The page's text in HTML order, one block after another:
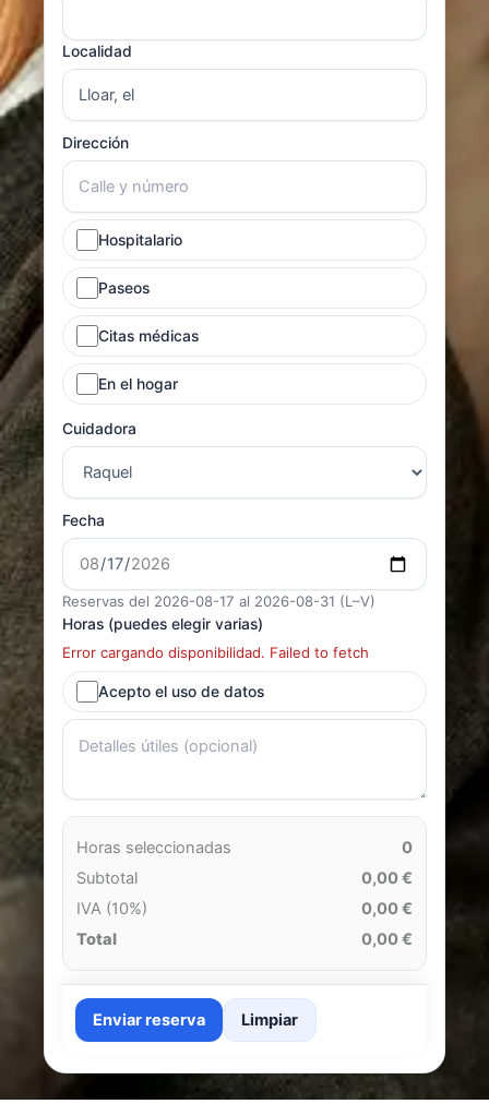
Localidad
Dirección
Hospitalario
Paseos
Citas médicas
En el hogar
Cuidadora
Fecha
Reservas del 2026-08-17 al 2026-08-31 (L–V)
Horas (puedes elegir varias)
Error cargando disponibilidad. Failed to fetch
Acepto el uso de datos
Horas seleccionadas
0
Subtotal
0,00 €
IVA (10%)
0,00 €
Total
0,00 €
Enviar reserva Limpiar